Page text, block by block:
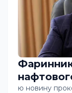
ю новину